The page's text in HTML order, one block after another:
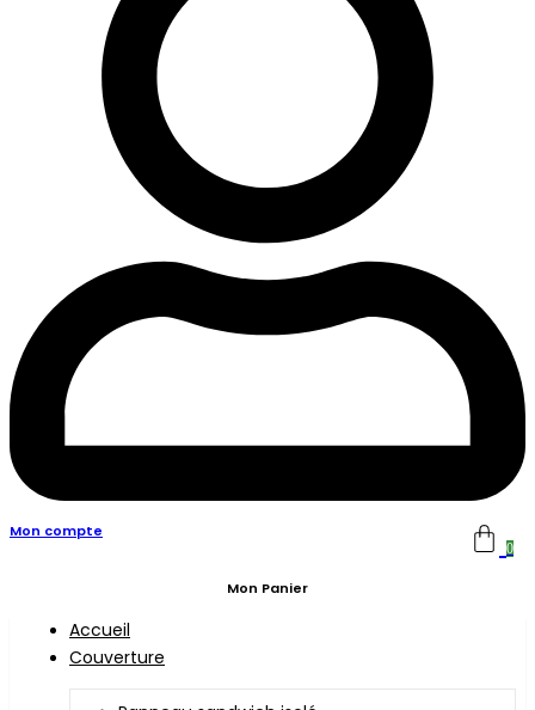
Mon compte
0
Mon Panier
Accueil
Couverture